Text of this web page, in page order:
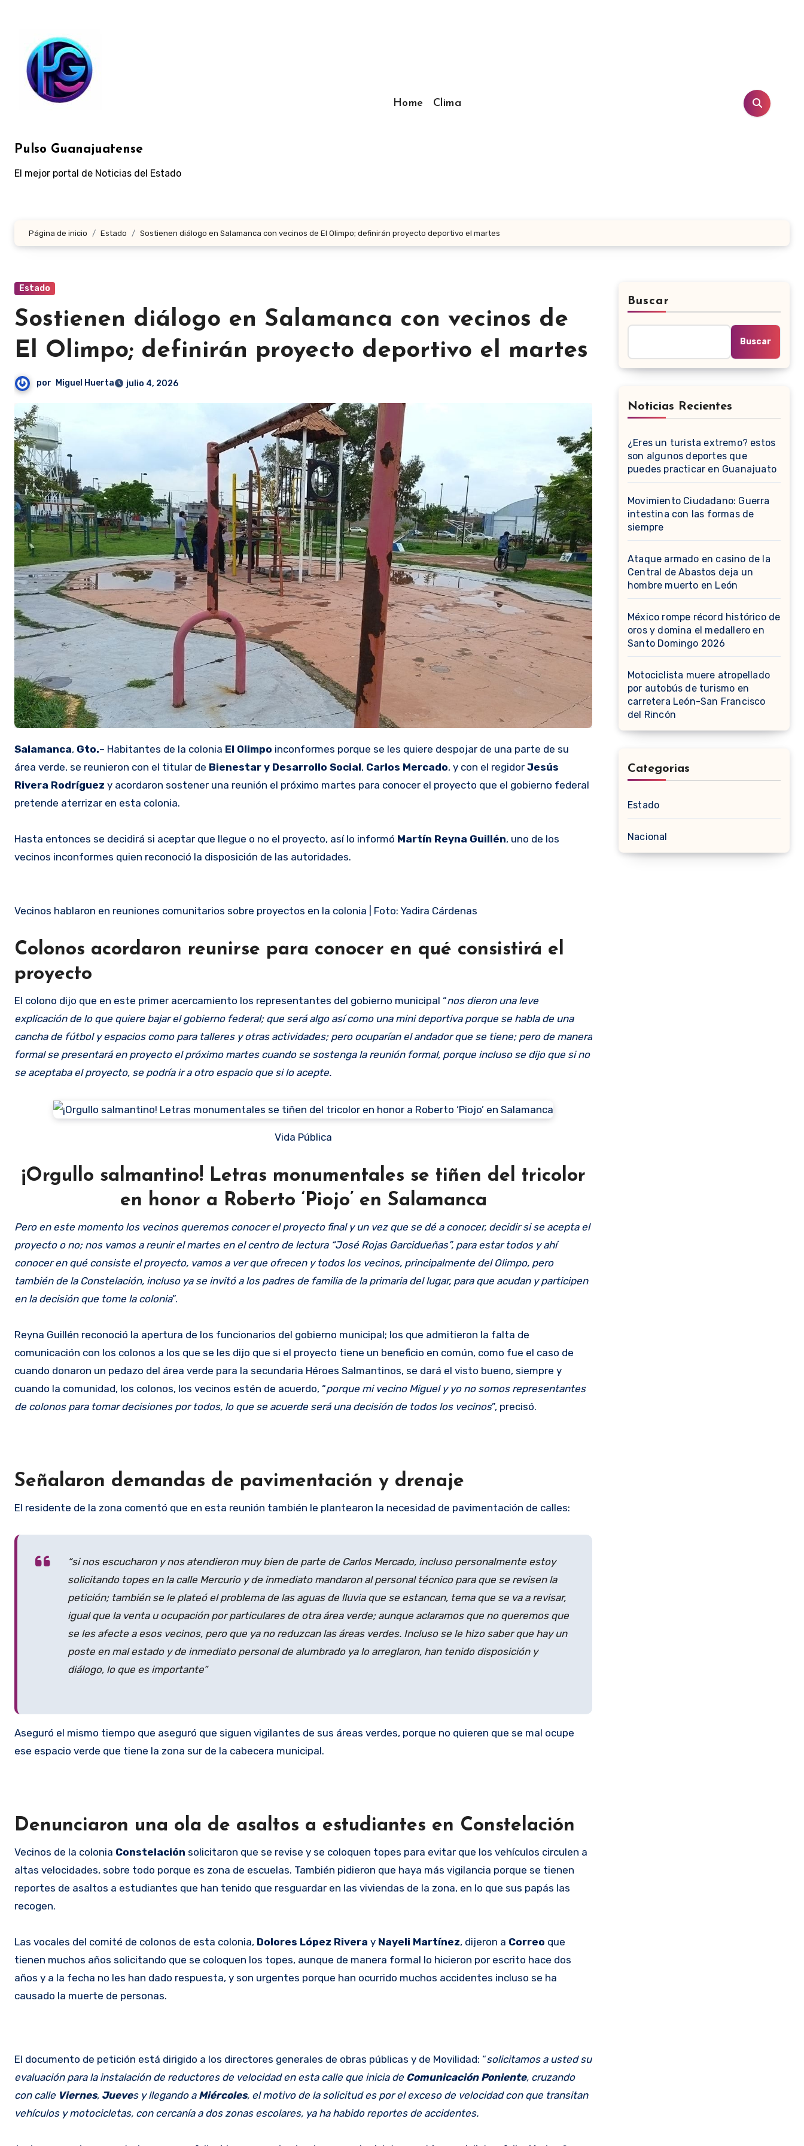
contenido
Pulso Guanajuatense
El mejor portal de Noticias del Estado
Home Clima
Página de inicio Estado Sostienen diálogo en Salamanca con vecinos de El Olimpo; definirán proyecto deportivo el martes
Estado
Sostienen diálogo en Salamanca con vecinos de
El Olimpo; definirán proyecto deportivo el martes
por Miguel Huerta julio 4, 2026
Salamanca, Gto.– Habitantes de la colonia El Olimpo inconformes porque se les quiere despojar de una parte de su
área verde, se reunieron con el titular de Bienestar y Desarrollo Social, Carlos Mercado, y con el regidor Jesús
Rivera Rodríguez y acordaron sostener una reunión el próximo martes para conocer el proyecto que el gobierno federal
pretende aterrizar en esta colonia.
Hasta entonces se decidirá si aceptar que llegue o no el proyecto, así lo informó Martín Reyna Guillén, uno de los
vecinos inconformes quien reconoció la disposición de las autoridades.
Vecinos hablaron en reuniones comunitarios sobre proyectos en la colonia | Foto: Yadira Cárdenas
Colonos acordaron reunirse para conocer en qué consistirá el
proyecto
El colono dijo que en este primer acercamiento los representantes del gobierno municipal “nos dieron una leve
explicación de lo que quiere bajar el gobierno federal; que será algo así como una mini deportiva porque se habla de una
cancha de fútbol y espacios como para talleres y otras actividades; pero ocuparían el andador que se tiene; pero de manera
formal se presentará en proyecto el próximo martes cuando se sostenga la reunión formal, porque incluso se dijo que si no
se aceptaba el proyecto, se podría ir a otro espacio que si lo acepte.
Vida Pública
¡Orgullo salmantino! Letras monumentales se tiñen del tricolor
en honor a Roberto ‘Piojo’ en Salamanca
Pero en este momento los vecinos queremos conocer el proyecto final y un vez que se dé a conocer, decidir si se acepta el
proyecto o no; nos vamos a reunir el martes en el centro de lectura “José Rojas Garcidueñas”, para estar todos y ahí
conocer en qué consiste el proyecto, vamos a ver que ofrecen y todos los vecinos, principalmente del Olimpo, pero
también de la Constelación, incluso ya se invitó a los padres de familia de la primaria del lugar, para que acudan y participen
en la decisión que tome la colonia”.
Reyna Guillén reconoció la apertura de los funcionarios del gobierno municipal; los que admitieron la falta de
comunicación con los colonos a los que se les dijo que si el proyecto tiene un beneficio en común, como fue el caso de
cuando donaron un pedazo del área verde para la secundaria Héroes Salmantinos, se dará el visto bueno, siempre y
cuando la comunidad, los colonos, los vecinos estén de acuerdo, “porque mi vecino Miguel y yo no somos representantes
de colonos para tomar decisiones por todos, lo que se acuerde será una decisión de todos los vecinos”, precisó.
Señalaron demandas de pavimentación y drenaje
El residente de la zona comentó que en esta reunión también le plantearon la necesidad de pavimentación de calles:
“si nos escucharon y nos atendieron muy bien de parte de Carlos Mercado, incluso personalmente estoy
solicitando topes en la calle Mercurio y de inmediato mandaron al personal técnico para que se revisen la
petición; también se le plateó el problema de las aguas de lluvia que se estancan, tema que se va a revisar,
igual que la venta u ocupación por particulares de otra área verde; aunque aclaramos que no queremos que
se les afecte a esos vecinos, pero que ya no reduzcan las áreas verdes. Incluso se le hizo saber que hay un
poste en mal estado y de inmediato personal de alumbrado ya lo arreglaron, han tenido disposición y
diálogo, lo que es importante”
Aseguró el mismo tiempo que aseguró que siguen vigilantes de sus áreas verdes, porque no quieren que se mal ocupe
ese espacio verde que tiene la zona sur de la cabecera municipal.
Denunciaron una ola de asaltos a estudiantes en Constelación
Vecinos de la colonia Constelación solicitaron que se revise y se coloquen topes para evitar que los vehículos circulen a
altas velocidades, sobre todo porque es zona de escuelas. También pidieron que haya más vigilancia porque se tienen
reportes de asaltos a estudiantes que han tenido que resguardar en las viviendas de la zona, en lo que sus papás las
recogen.
Las vocales del comité de colonos de esta colonia, Dolores López Rivera y Nayeli Martínez, dijeron a Correo que
tienen muchos años solicitando que se coloquen los topes, aunque de manera formal lo hicieron por escrito hace dos
años y a la fecha no les han dado respuesta, y son urgentes porque han ocurrido muchos accidentes incluso se ha
causado la muerte de personas.
El documento de petición está dirigido a los directores generales de obras públicas y de Movilidad: “solicitamos a usted su
evaluación para la instalación de reductores de velocidad en esta calle que inicia de Comunicación Poniente, cruzando
con calle Viernes, Jueves y llegando a Miércoles, el motivo de la solicitud es por el exceso de velocidad con que transitan
vehículos y motocicletas, con cercanía a dos zonas escolares, ya ha habido reportes de accidentes.
Buscar
Buscar
Noticias Recientes
¿Eres un turista extremo? estos
son algunos deportes que
puedes practicar en Guanajuato
Movimiento Ciudadano: Guerra
intestina con las formas de
siempre
Ataque armado en casino de la
Central de Abastos deja un
hombre muerto en León
México rompe récord histórico de
oros y domina el medallero en
Santo Domingo 2026
Motociclista muere atropellado
por autobús de turismo en
carretera León-San Francisco
del Rincón
Categorias
Estado
Nacional